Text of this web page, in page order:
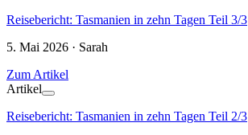
Reisebericht: Tasmanien in zehn Tagen Teil 3/3
5. Mai 2026 · Sarah
Zum Artikel
Artikel
Reisebericht: Tasmanien in zehn Tagen Teil 2/3